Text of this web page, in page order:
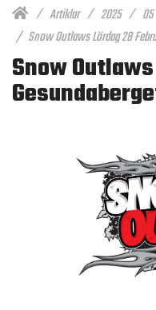
Artiklar 2025 05
Snow Outlaws Lördag 28
Snow